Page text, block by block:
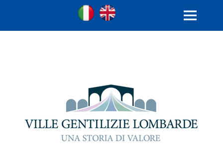
Ville Gentilizie Lombarde
Ita
MENU